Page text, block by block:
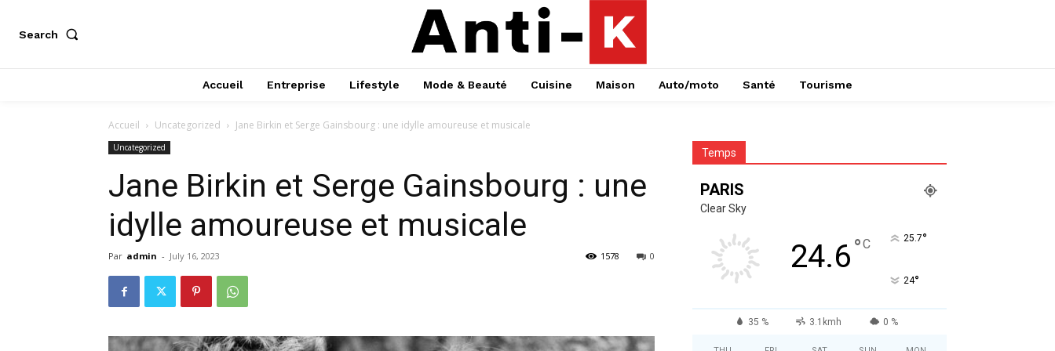
Search
Accueil Entreprise Lifestyle Mode & Beauté Cuisine Maison Auto/moto Santé Tourisme
Accueil Uncategorized Jane Birkin et Serge Gainsbourg : une idylle amoureuse et musicale
Uncategorized
Jane Birkin et Serge Gainsbourg : une
idylle amoureuse et musicale
Par admin - July 16, 2023 0
1578
Temps
PARIS
Clear Sky
24.6°C 25.7°
24°
35 % 3.1kmh 0 %